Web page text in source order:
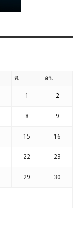
ส. อา.
1 2
8 9
15 16
22 23
29 30